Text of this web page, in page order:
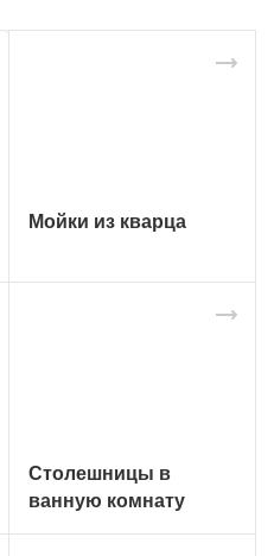
Мойки из кварца
Столешницы в
ванную комнату